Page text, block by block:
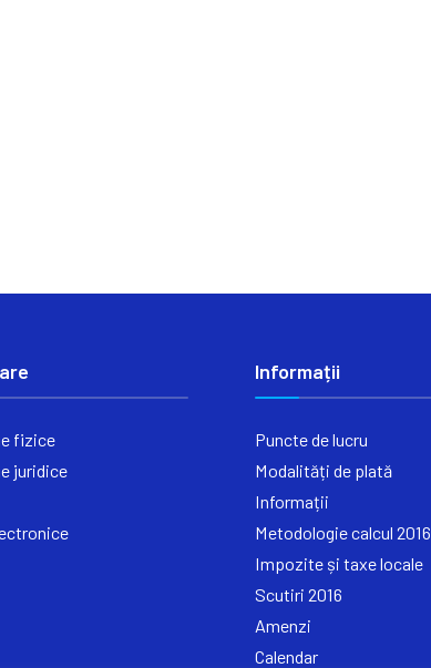
fizice
juridice
Informații
Puncte de lucru
Modalități de plată
Informații
Metodologie calcul 2016
Impozite și taxe locale
Scutiri 2016
Amenzi
Calendar